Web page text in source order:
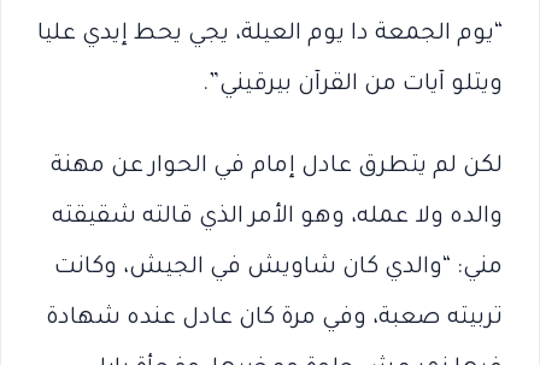
“يوم الجمعة دا يوم العيلة، يجي يحط إيدي عليا
ويتلو آيات من القرآن بيرقيني”.
لكن لم يتطرق عادل إمام في الحوار عن مهنة
والده ولا عمله، وهو الأمر الذي قالته شقيقته
مني: “والدي كان شاويش في الجيش، وكانت
تربيته صعبة، وفي مرة كان عادل عنده شهادة